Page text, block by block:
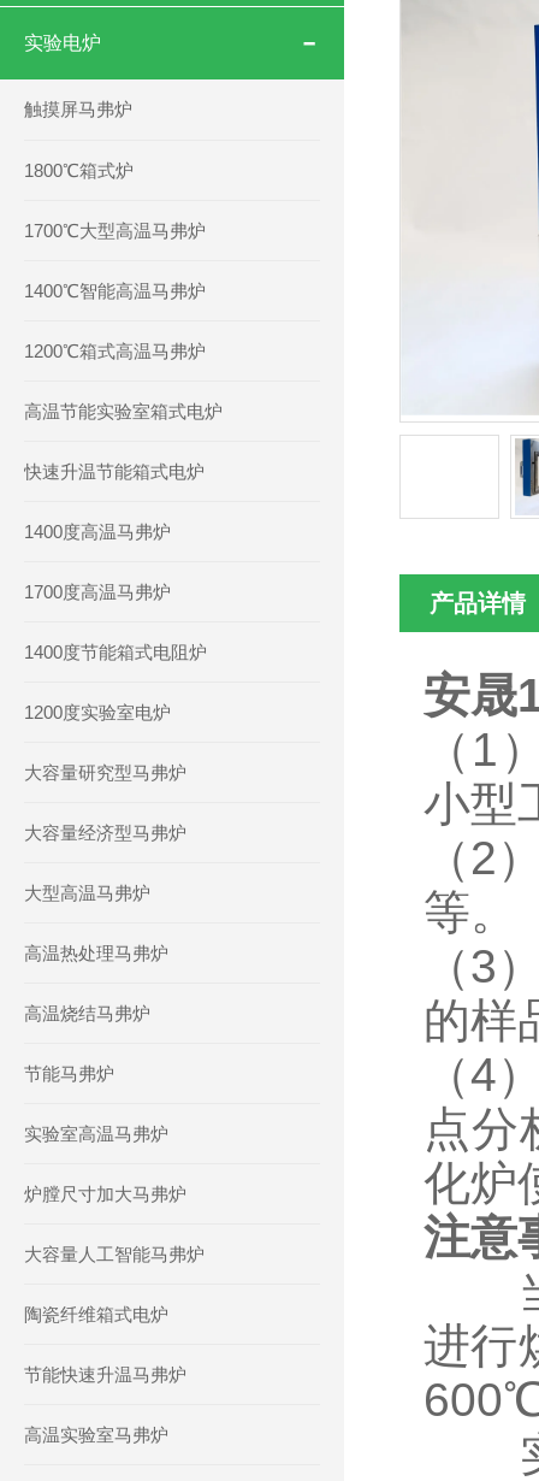
实验电炉
触摸屏马弗炉
1800℃箱式炉
1700℃大型高温马弗炉
1400℃智能高温马弗炉
1200℃箱式高温马弗炉
高温节能实验室箱式电炉
快速升温节能箱式电炉
1400度高温马弗炉
1700度高温马弗炉
1400度节能箱式电阻炉
1200度实验室电炉
大容量研究型马弗炉
大容量经济型马弗炉
大型高温马弗炉
高温热处理马弗炉
高温烧结马弗炉
节能马弗炉
实验室高温马弗炉
炉膛尺寸加大马弗炉
大容量人工智能马弗炉
陶瓷纤维箱式电炉
节能快速升温马弗炉
高温实验室马弗炉
产品详情
安晟
（1
小型
（2
等。
（3
的样
（4
点分
化炉
注意
当
进行
实